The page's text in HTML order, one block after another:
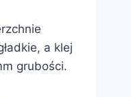
a klej
grubości.